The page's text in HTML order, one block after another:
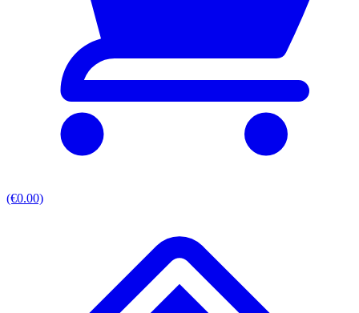
(€0.00)